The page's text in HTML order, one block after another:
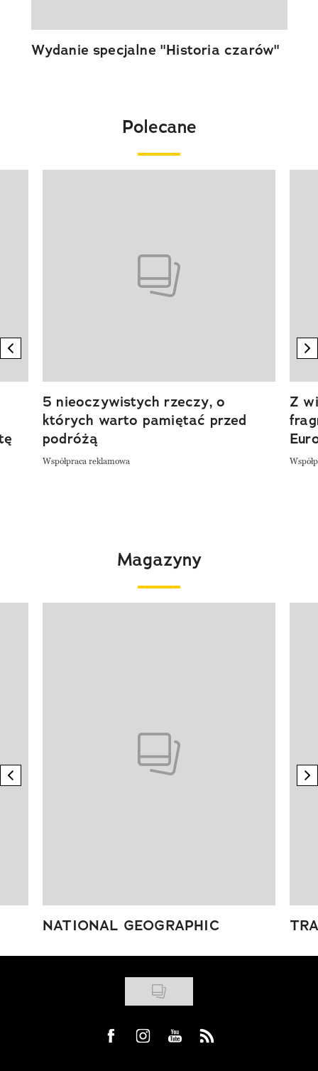
Wydanie specjalne "Historia czarów"
Polecane
previous element
5 nieoczywistych rzeczy, o
których warto pamiętać przed
podróżą
Współpraca reklamowa
Z
Magazyny
previous element
NATIONAL GEOGRAPHIC
Visit us on Facebook
Visit us on Instagram
Visit us on Youtube
Visit us on Rss